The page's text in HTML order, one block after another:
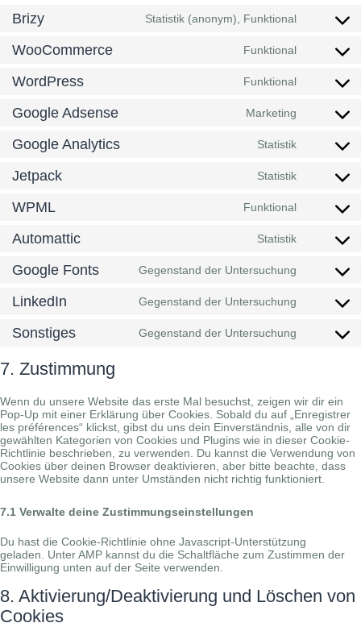
Brizy Statistik (anonym), Funktional
Consent
service
WooCommerce Funktional
Consent
service
WordPress Funktional
Consent
service
Google Adsense Marketing
Consent
service
adsense
Google Analytics Statistik
Consent
service
analytics
Jetpack Statistik
Consent
service
WPML Funktional
Consent
service
Automattic Statistik
Consent
service
Google Fonts Gegenstand der Untersuchung
Consent
service
LinkedIn Gegenstand der Untersuchung
Consent
service
Sonstiges Gegenstand der Untersuchung
Consent
7. Zustimmung
Wenn du unsere Website das erste Mal besuchst, zeigen wir dir ein
Pop-Up mit einer Erklärung über Cookies. Sobald du auf „Enregistrer
les préférences“ klickst, gibst du uns dein Einverständnis, alle von dir
gewählten Kategorien von Cookies und Plugins wie in dieser Cookie-
Richtlinie beschrieben, zu verwenden. Du kannst die Verwendung von
Cookies über deinen Browser deaktivieren, aber bitte beachte, dass
unsere Website dann unter Umständen nicht richtig funktioniert.
7.1 Verwalte deine Zustimmungseinstellungen
Du hast die Cookie-Richtlinie ohne Javascript-Unterstützung
geladen. Unter AMP kannst du die Schaltfläche zum Zustimmen der
Einwilligung unten auf der Seite verwenden.
8. Aktivierung/Deaktivierung und Löschen von
Cookies